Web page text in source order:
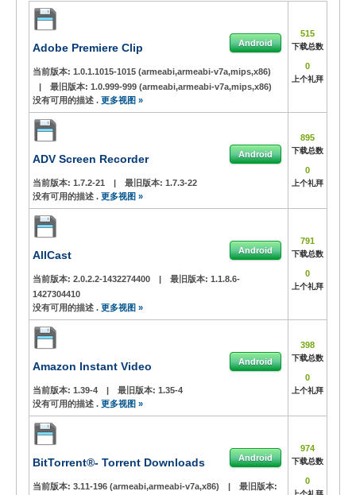
Adobe Premiere Clip Android
当前版本: 1.0.1.1015-1015 (armeabi,armeabi-v7a,mips,x86)
|
最旧版本: 1.0.999-999 (armeabi,armeabi-v7a,mips,x86)
没有可用的描述 . 更多视图 »
515
下载总数
0
上个礼拜
ADV Screen Recorder Android
当前版本: 1.7.2-21 | 最旧版本: 1.7.3-22
没有可用的描述 . 更多视图 »
895
下载总数
0
上个礼拜
AllCast Android
当前版本: 2.0.2.2-1432274400 | 最旧版本: 1.1.8.6-
1427304410
没有可用的描述 . 更多视图 »
791
下载总数
0
上个礼拜
Amazon Instant Video Android
当前版本: 1.39-4 | 最旧版本: 1.35-4
没有可用的描述 . 更多视图 »
398
下载总数
0
上个礼拜
BitTorrent®- Torrent Downloads Android
当前版本: 3.11-196 (armeabi,armeabi-v7a,x86) |
最旧版本:
974
下载总数
0